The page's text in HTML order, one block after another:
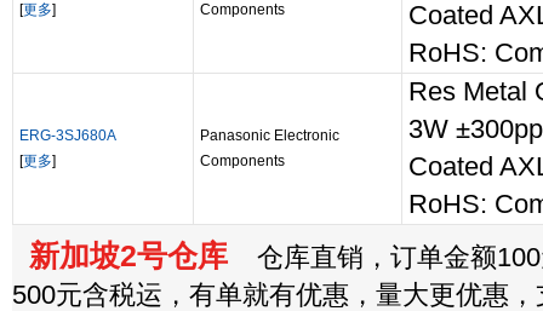
[更多]
Components
Coated
RoHS:
ERG-3SJ680A
[更多]
Panasonic Electronic
Components
Res Metal
3W
Coated
RoHS:
新加坡2号仓库 仓库直销，订单金额
500元含税运，有单就有优惠，量大更优惠